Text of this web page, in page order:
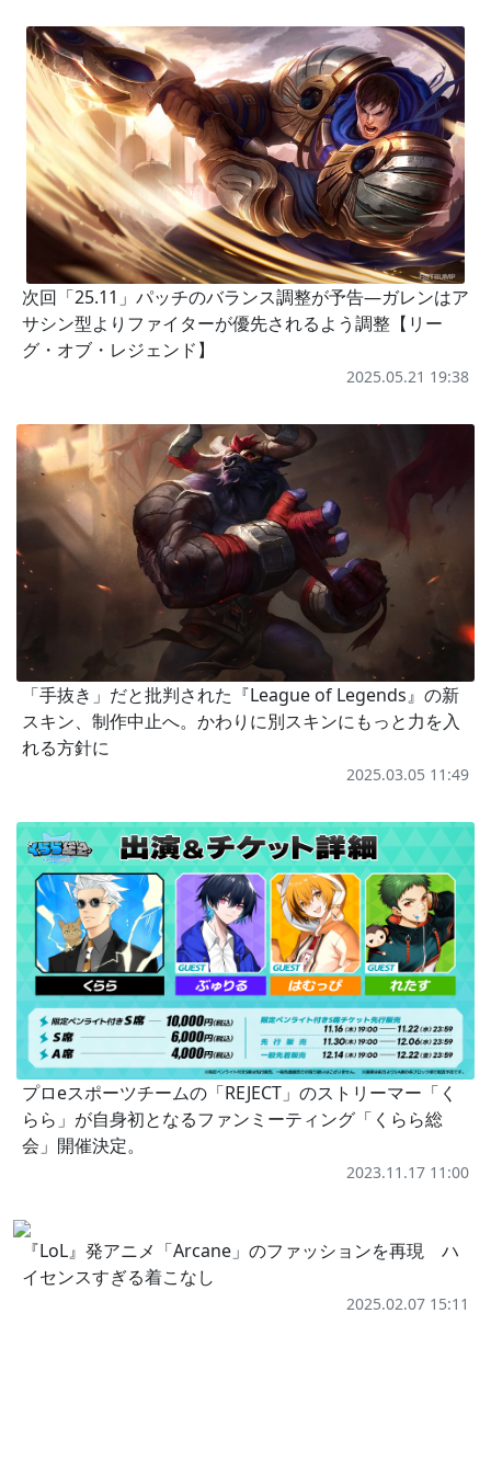
次回「25.11」パッチのバランス調整が予告―ガレンはア
サシン型よりファイターが優先されるよう調整【リー
グ・オブ・レジェンド】
2025.05.21 19:38
「手抜き」だと批判された『League of Legends』の新
スキン、制作中止へ。かわりに別スキンにもっと力を入
れる方針に
2025.03.05 11:49
プロeスポーツチームの「REJECT」のストリーマー「く
らら」が自身初となるファンミーティング「くらら総
会」開催決定。
2023.11.17 11:00
『LoL』発アニメ「Arcane」のファッションを再現 ハ
イセンスすぎる着こなし
2025.02.07 15:11